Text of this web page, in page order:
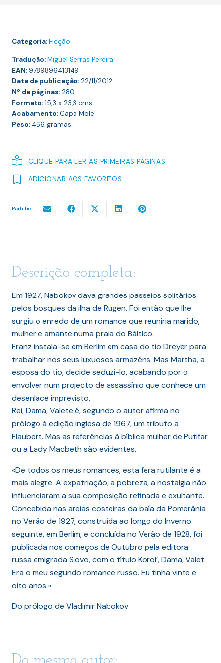
Categoria:Ficção
Tradução:Miguel Serras Pereira
EAN:9789896413149
Data de publicação:22/11/2012
Nº de páginas:280
Formato:15,3 x 23,3 cms
Acabamento:Capa Mole
Peso: 466 gramas
CLIQUE PARA LER AS PRIMEIRAS PÁGINAS
ADICIONAR AOS FAVORITOS
Partilhe:
Descrição completa:
Em 1927, Nabokov dava grandes passeios solitários
pelos bosques da ilha de Rugen. Foi então que lhe
surgiu o enredo de um romance que reuniria marido,
mulher e amante numa praia do Báltico.
Franz instala-se em Berlim em casa do tio Dreyer para
trabalhar nos seus luxuosos armazéns. Mas Martha, a
esposa do tio, decide seduzi-lo, acabando por o
envolver num projecto de assassínio que conhece um
desenlace imprevisto.
Rei, Dama, Valete é, segundo o autor afirma no
prólogo à edição inglesa de 1967, um tributo a
Flaubert. Mas as referências à bíblica mulher de Putifar
ou a Lady Macbeth são evidentes.
«De todos os meus romances, esta fera rutilante é a
mais alegre. A expatriação, a pobreza, a nostalgia não
influenciaram a sua composição refinada e exultante.
Concebida nas areias costeiras da baía da Pomerânia
no Verão de 1927, construída ao longo do Inverno
seguinte, em Berlim, e concluída no Verão de 1928, foi
publicada nos começos de Outubro pela editora
russa emigrada Slovo, com o título Korol’, Dama, Valet.
Era o meu segundo romance russo. Eu tinha vinte e
oito anos.»
Do prólogo de Vladimir Nabokov